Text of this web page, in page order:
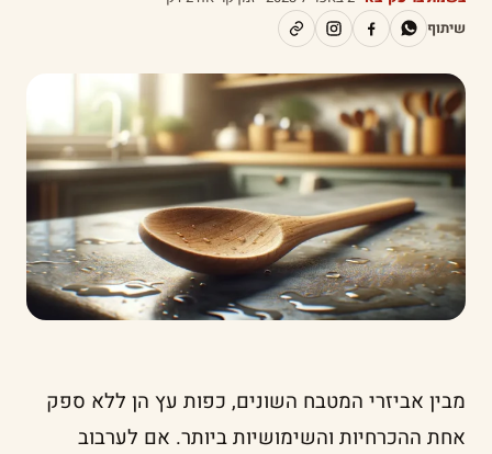
שיתוף
מבין אביזרי המטבח השונים, כפות עץ הן ללא ספק
אחת ההכרחיות והשימושיות ביותר. אם לערבוב